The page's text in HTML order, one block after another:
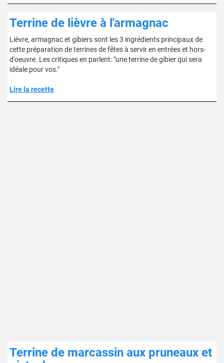
Terrine de lièvre à l'armagnac
Lièvre, armagnac et gibiers sont les 3 ingrédients principaux de
cette préparation de terrines de fêtes à servir en entrées et hors-
d'oeuvre. Les critiques en parlent: "une terrine de gibier qui sera
idéale pour vos."
Lire la recette
Terrine de marcassin aux pruneaux et